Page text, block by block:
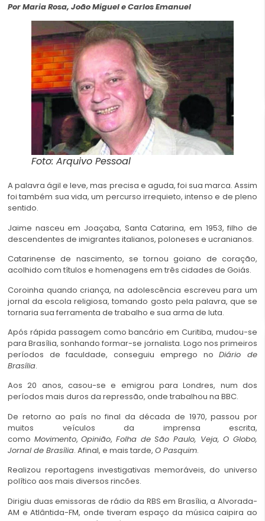
Por Maria Rosa, João Miguel e Carlos Emanuel
Foto: Arquivo Pessoal
A palavra ágil e leve, mas precisa e aguda, foi sua marca. Assim
foi também sua vida, um percurso irrequieto, intenso e de pleno
sentido.
Jaime nasceu em Joaçaba, Santa Catarina, em 1953, filho de
descendentes de imigrantes italianos, poloneses e ucranianos.
Catarinense de nascimento, se tornou goiano de coração,
acolhido com títulos e homenagens em três cidades de Goiás.
Coroinha quando criança, na adolescência escreveu para um
jornal da escola religiosa, tomando gosto pela palavra, que se
tornaria sua ferramenta de trabalho e sua arma de luta.
Após rápida passagem como bancário em Curitiba, mudou-se
para Brasília, sonhando formar-se jornalista. Logo nos primeiros
períodos de faculdade, conseguiu emprego noDiário de
Brasília.
Aos 20 anos, casou-se e emigrou para Londres, num dos
períodos mais duros da repressão, onde trabalhou na BBC.
De retorno ao país no final da década de 1970, passou por
muitos veículos da imprensa escrita,
como Movimento,Opinião,Folha de São Paulo, Veja, O Globo,
Jornal de Brasília. Afinal, e mais tarde, O Pasquim.
Realizou reportagens investigativas memoráveis, do universo
político aos mais diversos rincões.
Dirigiu duas emissoras de rádio da RBS em Brasília, a Alvorada-
AM e Atlântida-FM, onde tiveram espaço da música caipira ao